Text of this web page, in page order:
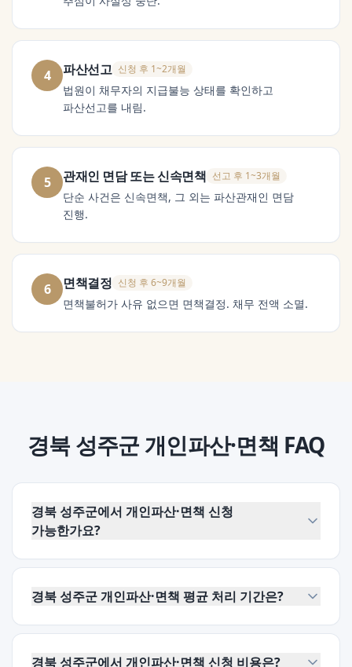
4 파산선고 신청 후 1~2개월
법원이 채무자의 지급불능 상태를 확인하고
파산선고를 내림.
5 관재인 면담 또는 신속면책 선고 후 1~3개월
단순 사건은 신속면책, 그 외는 파산관재인 면담
진행.
6 면책결정 신청 후 6~9개월
면책불허가 사유 없으면 면책결정. 채무 전액 소멸.
경북 성주군 개인파산·면책 FAQ
경북 성주군에서 개인파산·면책 신청
가능한가요?
경북 성주군 개인파산·면책 평균 처리 기간은?
경북 성주군에서 개인파산·면책 신청 비용은?